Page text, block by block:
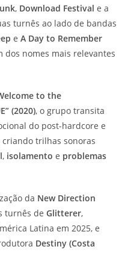
, Download Festival e a
turnês ao lado de bandas
eA Day to Remember
dos nomes mais relevantes
to the
(2020), o grupo transita
do post-hardcore e
trilhas sonoras
, isolamento e problemas
da New Direction
turnês deGlitterer,
Latina em 2025, e
Destiny (Costa